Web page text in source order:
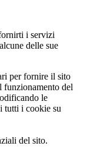
i servizi
delle sue
per fornire il sito
funzionamento del
le
tutti i cookie su
del sito.